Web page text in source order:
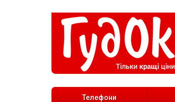
Телефони